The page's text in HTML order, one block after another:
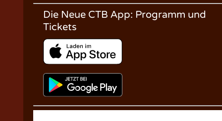
Die Neue CTB App: Programm und
Tickets